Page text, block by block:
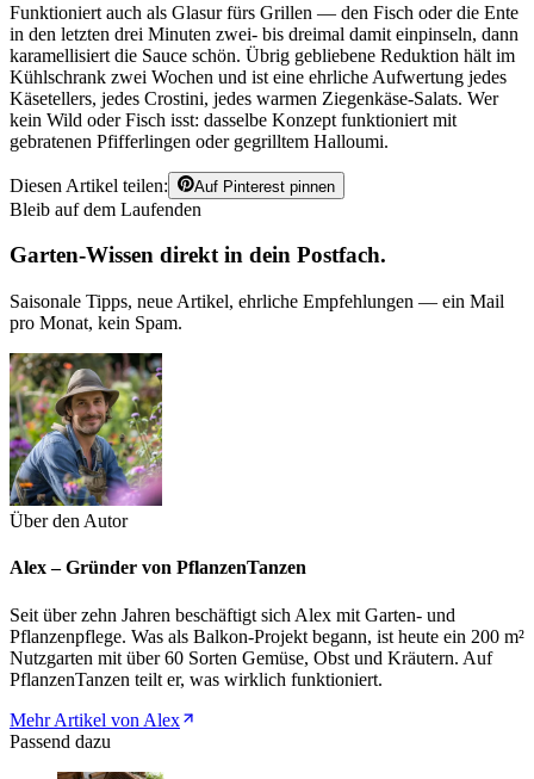
Funktioniert auch als Glasur fürs Grillen — den Fisch oder die Ente
in den letzten drei Minuten zwei- bis dreimal damit einpinseln, dann
karamellisiert die Sauce schön. Übrig gebliebene Reduktion hält im
Kühlschrank zwei Wochen und ist eine ehrliche Aufwertung jedes
Käsetellers, jedes Crostini, jedes warmen Ziegenkäse-Salats. Wer
kein Wild oder Fisch isst: dasselbe Konzept funktioniert mit
gebratenen Pfifferlingen oder gegrilltem Halloumi.
Diesen Artikel teilen: Auf Pinterest pinnen
Bleib auf dem Laufenden
Garten-Wissen direkt in dein Postfach.
Saisonale Tipps, neue Artikel, ehrliche Empfehlungen — ein Mail
pro Monat, kein Spam.
Über den Autor
Alex – Gründer von PflanzenTanzen
Seit über zehn Jahren beschäftigt sich Alex mit Garten- und
Pflanzenpflege. Was als Balkon-Projekt begann, ist heute ein 200 m²
Nutzgarten mit über 60 Sorten Gemüse, Obst und Kräutern. Auf
PflanzenTanzen teilt er, was wirklich funktioniert.
Mehr Artikel von Alex
Passend dazu